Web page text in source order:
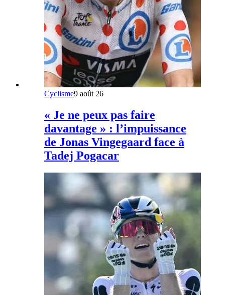
Cyclisme9 août 26
« Je ne peux pas faire
davantage » : l’impuissance
de Jonas Vingegaard face à
Tadej Pogacar